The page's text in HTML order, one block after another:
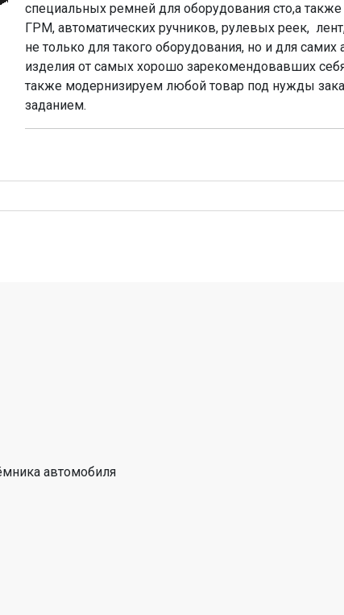
специальных ремней для оборудования сто,а
ГРМ, автоматических ручников, рулевых реек,
не только для такого оборудования, но и для
изделия от самых хорошо зарекомендовавших
также модернизируем любой товар под нужды
заданием.
автомобиля